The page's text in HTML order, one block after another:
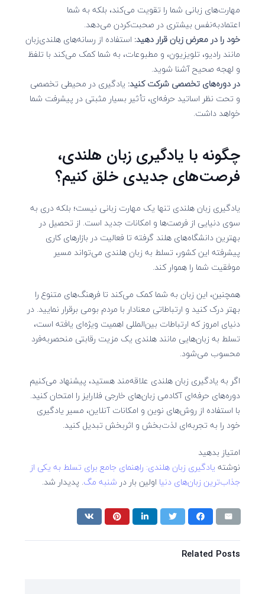
مهارت‌های زبانی شما را تقویت می‌کند، بلکه به شما
اعتمادبه‌نفس بیشتری در صحبت‌کردن می‌دهد.
خود را در معرض زبان قرار دهید: استفاده از رسانه‌های هلندی‌زبان
مانند رادیو، تلویزیون، و مطبوعات، به شما کمک می‌کند با تلفظ
و لهجه صحیح آشنا شوید.
در دوره‌های تخصصی شرکت کنید: یادگیری در محیطی تخصصی
و تحت نظر اساتید حرفه‌ای، تأثیر بسیار مثبتی در پیشرفت شما
خواهد داشت.
چگونه با یادگیری زبان هلندی،
فرصت‌های جدیدی خلق کنیم؟
یادگیری زبان هلندی تنها یک مهارت زبانی نیست؛ بلکه دری به
سوی دنیایی از فرصت‌ها و امکانات جدید است. از تحصیل در
بهترین دانشگاه‌های هلند گرفته تا فعالیت در بازارهای کاری
پیشرفته این کشور، تسلط به زبان هلندی می‌تواند مسیر
موفقیت شما را هموار کند.
همچنین، این زبان به شما کمک می‌کند تا فرهنگ‌های متنوع را
بهتر درک کنید و ارتباطاتی معنادار با مردم بومی برقرار نمایید. در
دنیای امروز که ارتباطات بین‌المللی اهمیت ویژه‌ای یافته است،
تسلط به زبان‌هایی مانند هلندی یک مزیت رقابتی منحصربه‌فرد
محسوب می‌شود.
اگر به یادگیری زبان هلندی علاقه‌مند هستید، پیشنهاد می‌کنیم
دوره‌های حرفه‌ای آکادمی زبان‌های خارجی فلارایز را امتحان کنید.
با استفاده از روش‌های نوین و امکانات آنلاین، مسیر یادگیری
خود را به تجربه‌ای لذت‌بخش و اثربخش تبدیل کنید.
امتیاز بدهید
نوشته یادگیری زبان هلندی: راهنمای جامع برای تسلط به یکی از
جذاب‌ترین زبان‌های دنیا اولین بار در شنبه مگ. پدیدار شد.
Related Posts